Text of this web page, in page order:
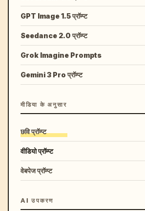
GPT Image 1.5 प्रॉम्प्ट
Seedance 2.0 प्रॉम्प्ट
Grok Imagine Prompts
Gemini 3 Pro प्रॉम्प्ट
मीडिया के अनुसार
छवि प्रॉम्प्ट
वीडियो प्रॉम्प्ट
वेबपेज प्रॉम्प्ट
AI उपकरण